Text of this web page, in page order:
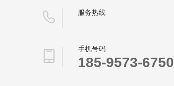
服务热线
手机号码
185-9573-6750